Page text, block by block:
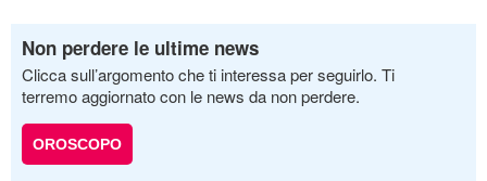
Non perdere le ultime news
Clicca sull’argomento che ti interessa per seguirlo. Ti
terremo aggiornato con le news da non perdere.
OROSCOPO